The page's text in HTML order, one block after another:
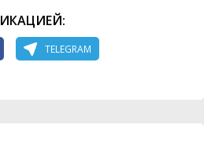
TELEGRAM